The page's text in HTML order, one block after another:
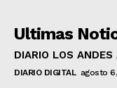
Ultimas
DIARIO LOS
DIARIO DIGITAL agosto